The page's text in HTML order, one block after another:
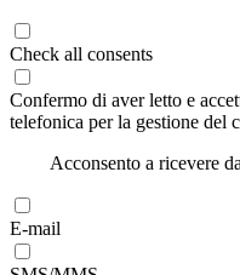
Check all consents
Confermo di aver letto e
telefonica per la gestione del
Acconsento a ricevere
E-mail